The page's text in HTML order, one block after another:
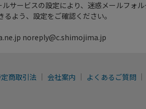
サービスの設定により、迷惑メールフォ
よう、設定をご確認ください。
noreply@c.shimojima.jp
商取引法 会社案内 よくあるご質問